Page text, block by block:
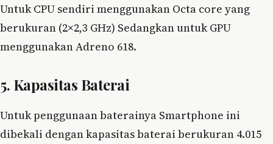
Untuk CPU sendiri menggunakan Octa core yang
berukuran (2×2,3 GHz) Sedangkan untuk GPU
menggunakan Adreno 618.
5. Kapasitas Baterai
Untuk penggunaan baterainya Smartphone ini
dibekali dengan kapasitas baterai berukuran 4.015